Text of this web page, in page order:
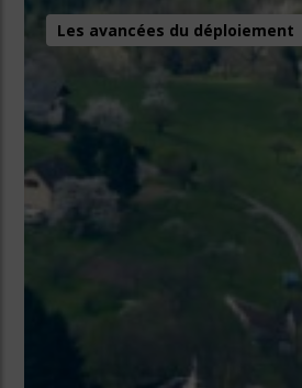
Les avancées du déploiement